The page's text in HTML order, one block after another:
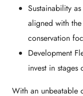
Sustainability
aligned with
conservation
Development
invest in
With an unbeatable